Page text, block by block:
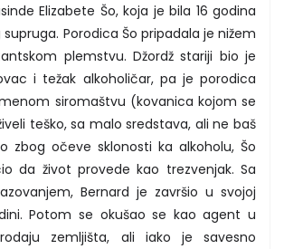
Elizabete Šo, koja je bila 16 godina
Porodica Šo pripadala je nižem
plemstvu. Džordž stariji bio je
i težak alkoholičar, pa je porodica
siromaštvu (kovanica kojom se
teško, sa malo sredstava, ali ne baš
zbog očeve sklonosti ka alkoholu, Šo
da život provede kao trezvenjak. Sa
Bernard je završio u svojoj
Potom se okušao se kao agent u
zemljišta, ali iako je savesno